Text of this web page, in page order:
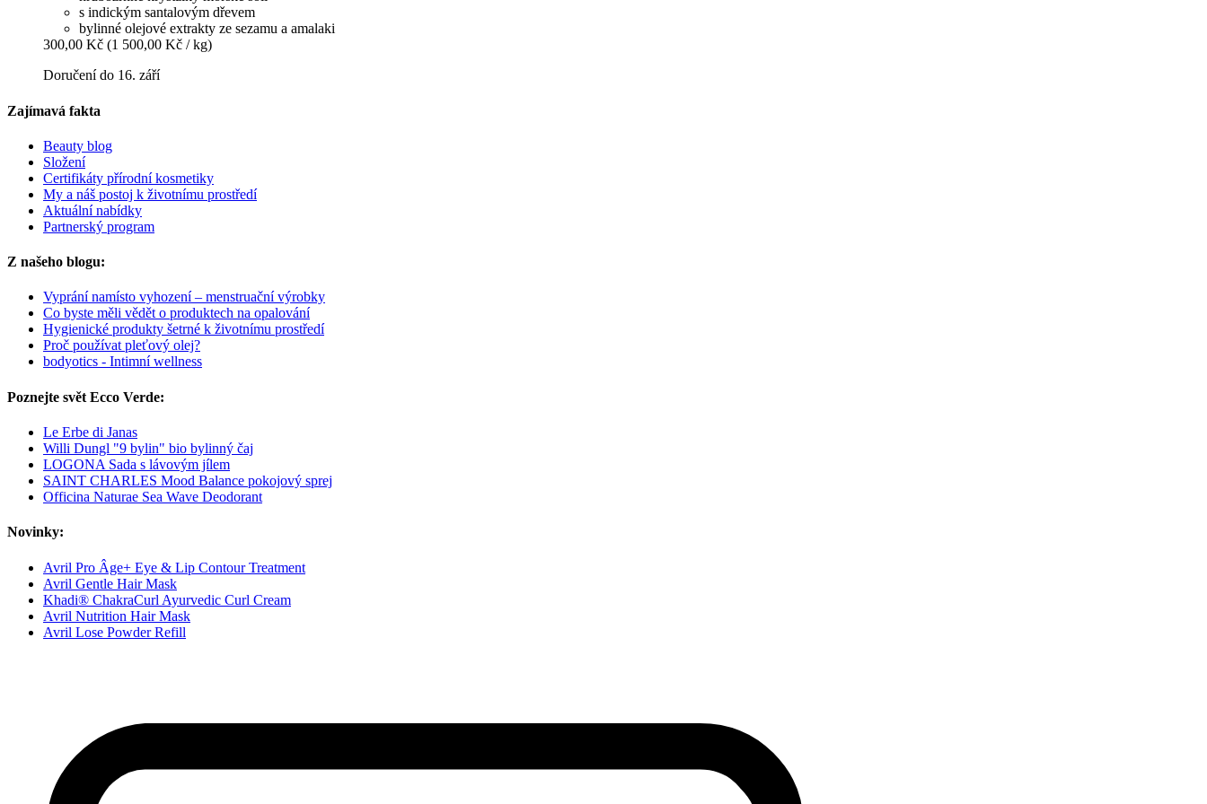
s indickým santalovým dřevem
bylinné olejové extrakty ze sezamu a amalaki
300,00 Kč (1 500,00 Kč / kg)
Doručení do 16. září
Zajímavá fakta
Beauty blog
Složení
Certifikáty přírodní kosmetiky
My a náš postoj k životnímu prostředí
Aktuální nabídky
Partnerský program
Z našeho blogu:
Vyprání namísto vyhození – menstruační výrobky
Co byste měli vědět o produktech na opalování
Hygienické produkty šetrné k životnímu prostředí
Proč používat pleťový olej?
bodyotics - Intimní wellness
Poznejte svět Ecco Verde:
Le Erbe di Janas
Willi Dungl "9 bylin" bio bylinný čaj
LOGONA Sada s lávovým jílem
SAINT CHARLES Mood Balance pokojový sprej
Officina Naturae Sea Wave Deodorant
Novinky:
Avril Pro Âge+ Eye & Lip Contour Treatment
Avril Gentle Hair Mask
Khadi® ChakraCurl Ayurvedic Curl Cream
Avril Nutrition Hair Mask
Avril Lose Powder Refill